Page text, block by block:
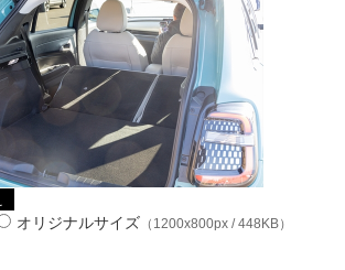
オリジナルサイズ （1200x800px / 448KB）